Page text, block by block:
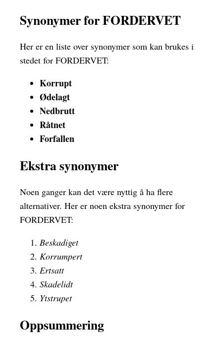
Synonymer for FORDERVET
Her er en liste over synonymer som kan brukes i
stedet for FORDERVET:
Korrupt
Ødelagt
Nedbrutt
Råtnet
Forfallen
Ekstra synonymer
Noen ganger kan det være nyttig å ha flere
alternativer. Her er noen ekstra synonymer for
FORDERVET:
Beskadiget
Korrumpert
Ertsatt
Skadelidt
Ytstrupet
Oppsummering